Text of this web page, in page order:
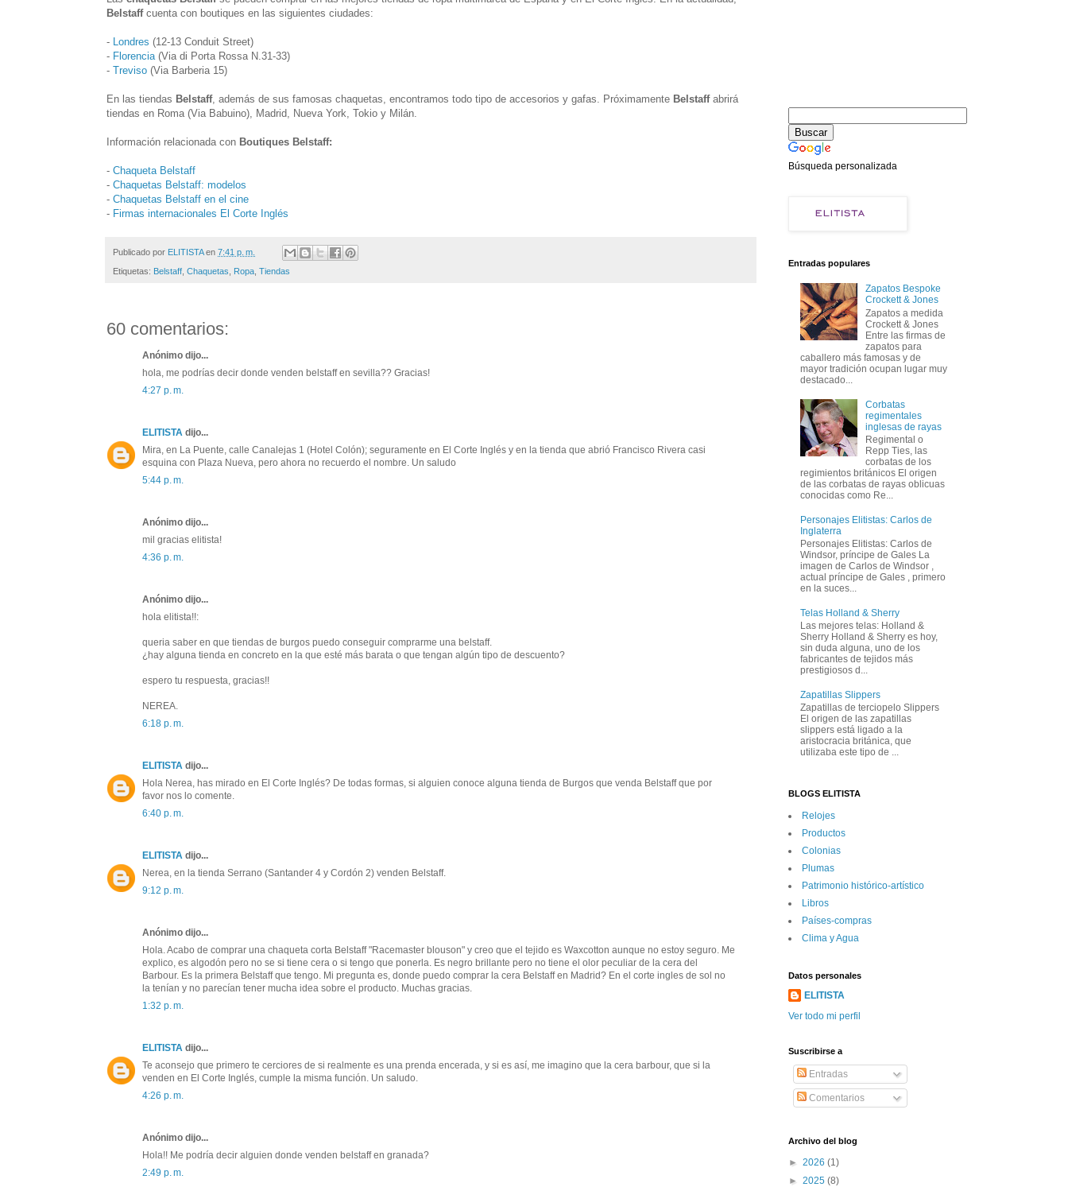
Belstaffcuenta con boutiques en las siguientes ciudades:
- Londres (12-13 Conduit Street)
- Florencia (Via di Porta Rossa N.31-33)
- Treviso (Via Barberia 15)
En las tiendas Belstaff, además de sus famosas chaquetas, encontramos todo tipo de accesorios y gafas. Próximamente Belstaffabrirá
tiendas en Roma (Via Babuino), Madrid, Nueva York, Tokio y Milán.
Información relacionada con Boutiques Belstaff:
- Chaqueta Belstaff
- Chaquetas Belstaff: modelos
- Chaquetas Belstaff en el cine
- Firmas internacionales El Corte Inglés
Publicado por ELITISTA en 7:41 p. m.
Etiquetas: Belstaff Chaquetas Ropa Tiendas
60 comentarios:
Anónimo dijo...
hola, me podrías decir donde venden belstaff en sevilla?? Gracias!
4:27 p. m.
ELITISTA dijo...
Mira, en La Puente, calle Canalejas 1 (Hotel Colón); seguramente en El Corte Inglés y en la tienda que abrió Francisco Rivera casi
esquina con Plaza Nueva, pero ahora no recuerdo el nombre. Un saludo
5:44 p. m.
Anónimo dijo...
mil gracias elitista!
4:36 p. m.
Anónimo dijo...
hola elitista!!:
queria saber en que tiendas de burgos puedo conseguir comprarme una belstaff.
¿hay alguna tienda en concreto en la que esté más barata o que tengan algún tipo de descuento?
espero tu respuesta, gracias!!
NEREA.
6:18 p. m.
ELITISTA dijo...
Hola Nerea, has mirado en El Corte Inglés? De todas formas, si alguien conoce alguna tienda de Burgos que venda Belstaff que por
favor nos lo comente.
6:40 p. m.
ELITISTA dijo...
Nerea, en la tienda Serrano (Santander 4 y Cordón 2) venden Belstaff.
9:12 p. m.
Anónimo dijo...
Hola. Acabo de comprar una chaqueta corta Belstaff "Racemaster blouson" y creo que el tejido es Waxcotton aunque no estoy seguro. Me
explico, es algodón pero no se si tiene cera o si tengo que ponerla. Es negro brillante pero no tiene el olor peculiar de la cera del
Barbour. Es la primera Belstaff que tengo. Mi pregunta es, donde puedo comprar la cera Belstaff en Madrid? En el corte ingles de sol no
la tenían y no parecían tener mucha idea sobre el producto. Muchas gracias.
1:32 p. m.
ELITISTA dijo...
Te aconsejo que primero te cerciores de si realmente es una prenda encerada, y si es así, me imagino que la cera barbour, que si la
venden en El Corte Inglés, cumple la misma función. Un saludo.
4:26 p. m.
Anónimo dijo...
Hola!! Me podría decir alguien donde venden belstaff en granada?
2:49 p. m.
Búsqueda personalizada
Entradas populares
Zapatos Bespoke
Crockett & Jones
Zapatos a medida
Crockett & Jones
Entre las firmas de
zapatos para
caballero más famosas y de
mayor tradición ocupan lugar muy
destacado...
Corbatas
regimentales
inglesas de rayas
Regimental o
Repp Ties, las
corbatas de los
regimientos británicos El origen
de las corbatas de rayas oblicuas
conocidas como Re...
Personajes Elitistas: Carlos de
Inglaterra
Personajes Elitistas: Carlos de
Windsor, príncipe de Gales La
imagen de Carlos de Windsor ,
actual príncipe de Gales , primero
en la suces...
Telas Holland & Sherry
Las mejores telas: Holland &
Sherry Holland & Sherry es hoy,
sin duda alguna, uno de los
fabricantes de tejidos más
prestigiosos d...
Zapatillas Slippers
Zapatillas de terciopelo Slippers
El origen de las zapatillas
slippers está ligado a la
aristocracia británica, que
utilizaba este tipo de ...
BLOGS ELITISTA
Relojes
Productos
Colonias
Plumas
Patrimonio histórico-artí­stico
Libros
Paí­ses-compras
Clima y Agua
Datos personales
ELITISTA
Ver todo mi perfil
Suscribirse a
Entradas
Comentarios
Archivo del blog
► 2026 (1)
► 2025 (8)